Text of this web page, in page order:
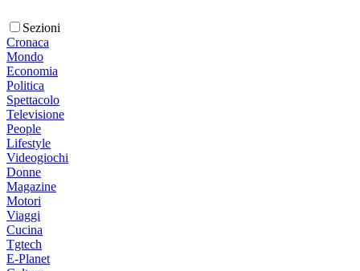
Sezioni
Cronaca
Mondo
Economia
Politica
Spettacolo
Televisione
People
Lifestyle
Videogiochi
Donne
Magazine
Motori
Viaggi
Cucina
Tgtech
E-Planet